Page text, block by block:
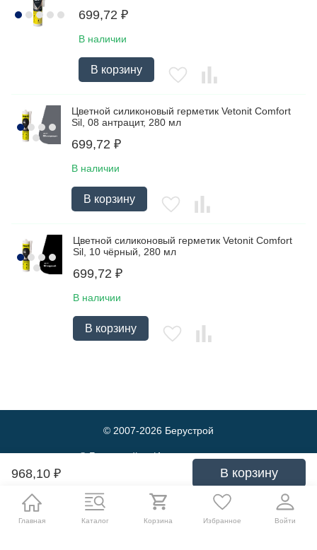
968,10 ₽ В корзину
699,72 ₽
В наличии
В корзину
Цветной силиконовый герметик Vetonit Comfort
Sil, 08 антрацит, 280 мл
699,72 ₽
В наличии
В корзину
Цветной силиконовый герметик Vetonit Comfort
Sil, 10 чёрный, 280 мл
699,72 ₽
В наличии
В корзину
© 2007-2026 Берустрой
© Берустрой — Интернет-магазин
оптовой и розничной продажи
строительных материалов. Выгодные
Главная Каталог Корзина Избранное Войти